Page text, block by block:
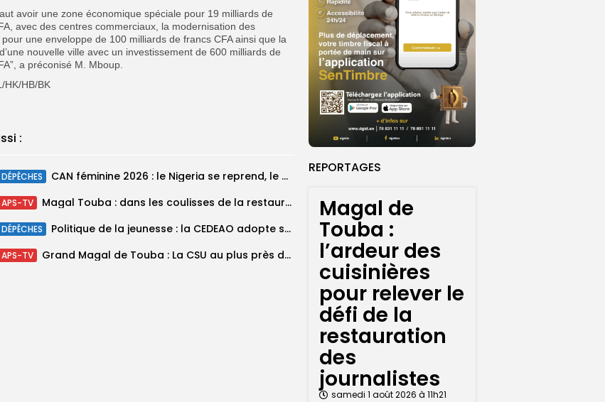
REPORTAGES
Magal de
Touba :
l’ardeur des
cuisinières
pour relever le
défi de la
restauration
des
journalistes
samedi 1 août 2026 à 11h21
avoir une zone économique spéciale pour 19 milliards de
avec des centres commerciaux, la modernisation des
une enveloppe de 100 milliards de francs CFA ainsi que la
nouvelle ville avec un investissement de 600 milliards de
a préconisé M. Mboup.
HK/HB/BK
:
DÉPÊCHES ‎CAN féminine 2026 : le Nigeria se reprend, le Malawi surprend encore...
APS-TV Magal Touba : dans les coulisses de la restauration de la presse...
DÉPÊCHES Politique de la jeunesse : la CEDEAO adopte son plan d’actions stratégiques...
APS-TV Grand Magal de Touba : La CSU au plus près des pèlerins